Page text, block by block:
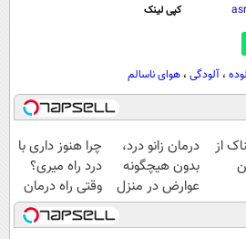
کپی لینک
، آلودگی ، هوای ناسالم
از
درمان زانو درد،
بدون هیچگونه
عوارض در منزل
(◂پرسش‌نامه)
چرا هنوز داری با
درد راه میری؟
وقتی راه درمان
جلو پاته!